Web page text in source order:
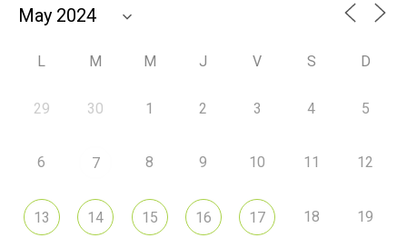
L M M J V S D
29 30 1 2 3 4 5
6 7 8 9 10 11 12
13 14 15 16 17 18 19